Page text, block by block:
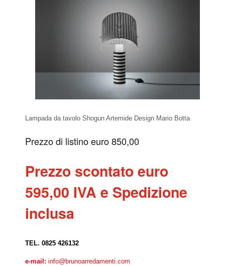
Lampada da tavolo Shogun Artemide Design Mario Botta
Prezzo di listino euro 850,00
Prezzo scontato euro
595,00 IVA e Spedizione
inclusa
TEL. 0825 426132
e-mail: info@brunoarredamenti.com